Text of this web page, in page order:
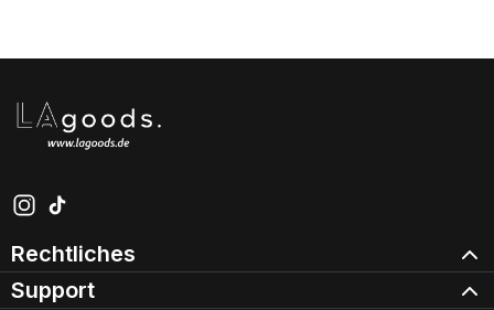
Schau auf Instagram vorbei – öffnet in neuem Tab
Sieh dir unsere TikTok-Videos an – öffnet in neuem
Rechtliches
Support